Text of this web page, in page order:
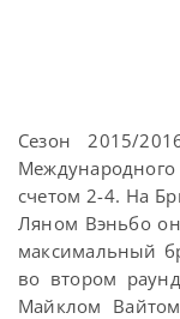
Сезон 2015/
счетом 2-4. На
Ляном Вэньбо
максимальный
во втором
Майклом